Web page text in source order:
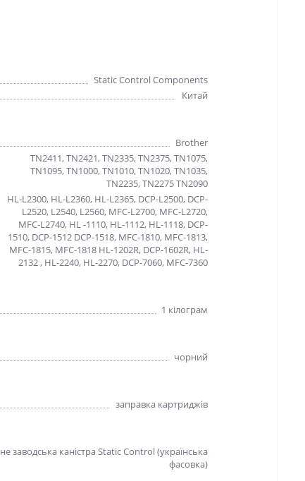
Static Control Components
Китай
Brother
TN2411, TN2421, TN2335, TN2375, TN1075,
TN1095, TN1000, TN1010, TN1020, TN1035,
TN2235, TN2275 TN2090
HL-L2300, HL-L2360, HL-L2365, DCP-L2500, DCP-
L2520, L2540, L2560, MFC-L2700, MFC-L2720,
MFC-L2740, HL -1110, HL-1112, HL-1118, DCP-
1510, DCP-1512 DCP-1518, MFC-1810, MFC-1813,
MFC-1815, MFC-1818 HL-1202R, DCP-1602R, HL-
2132 , HL-2240, HL-2270, DCP-7060, MFC-7360
1 кілограм
чорний
заправка картриджів
не заводська каністра Static Control (українська
фасовка)